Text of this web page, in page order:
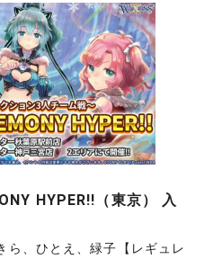
HYPER!!（東京） 入
ら、ひとえ、緑子【レギュレ